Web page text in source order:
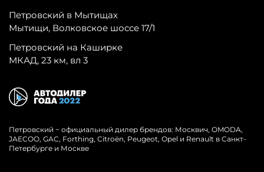
Петровский в Мытищах
Мытищи, Волковское шоссе 17/1
Петровский на Каширке
МКАД, 23 км, вл 3
Петровский − официальный дилер брендов: Москвич, OMODA,
JAECOO, GAC, Forthing, Citroёn, Peugeot, Opel и Renault в Санкт-
Петербурге и Москве